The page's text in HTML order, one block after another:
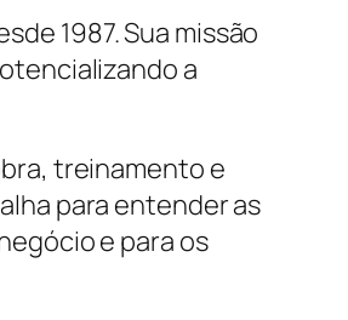
1987. Sua missão
a
treinamento e
para entender as
e para os